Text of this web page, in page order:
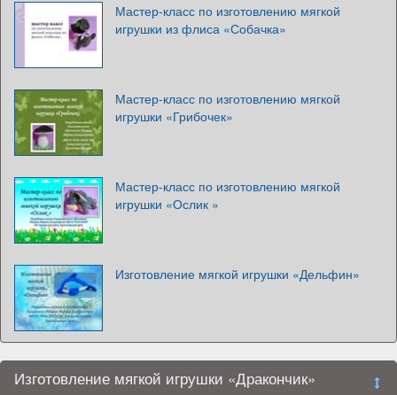
Мастер-класс по изготовлению мягкой
игрушки из флиса «Собачка»
Мастер-класс по изготовлению мягкой
игрушки «Грибочек»
Мастер-класс по изготовлению мягкой
игрушки «Ослик »
Изготовление мягкой игрушки «Дельфин»
Изготовление мягкой игрушки «Дракончик»